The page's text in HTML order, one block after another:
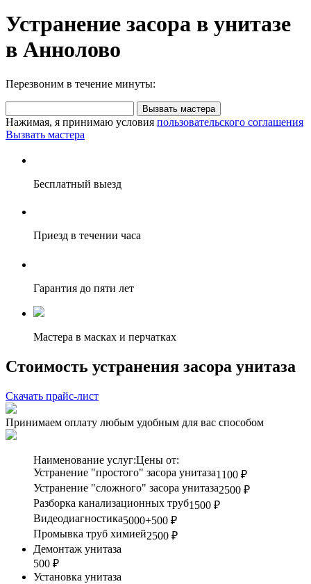
Устранение засора в унитазе
в Аннолово
Перезвоним в течение минуты:
Вызвать мастера
Нажимая, я принимаю условия пользовательского соглашения
Вызвать мастера
Бесплатный выезд
Приезд в течении часа
Гарантия до пяти лет
Мастера в масках и перчатках
Стоимость устранения засора унитаза
Скачать прайс-лист
Принимаем оплату любым удобным для вас способом
Наименование услуг:Цены от:
Устранение "простого" засора унитаза1100 ₽
Устранение "сложного" засора унитаза2500 ₽
Разборка канализационных труб1500 ₽
Видеодиагностика5000+500 ₽
Промывка труб химией2500 ₽
Демонтаж унитаза
500 ₽
Установка унитаза